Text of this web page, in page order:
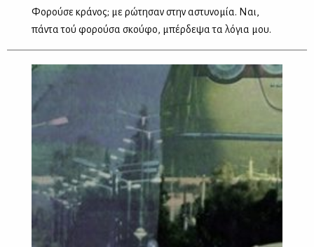
Φορούσε κράνος; με ρώτησαν στην αστυνομία. Ναι,
πάντα τού φορούσα σκούφο, μπέρδεψα τα λόγια μου.